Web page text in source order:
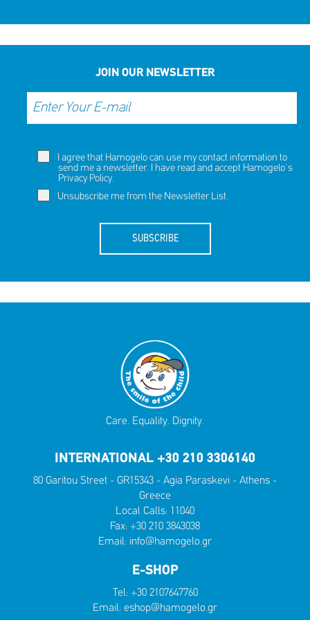
JOIN OUR NEWSLETTER
I agree that Hamogelo can use my contact information to
send me a newsletter. I have read and accept Hamogelo's
Privacy Policy.
Unsubscribe me from the Newsletter List.
SUBSCRIBE
Care. Equality. Dignity.
INTERNATIONAL +30 210 3306140
80 Garitou Street - GR15343 - Agia Paraskevi - Athens -
Greece
Local Calls: 11040
Fax: +30 210 3843038
Email: info@hamogelo.gr
E-SHOP
Tel: +30 2107647760
Email: eshop@hamogelo.gr